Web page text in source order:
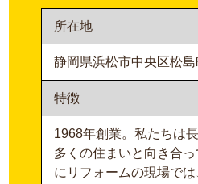
所在地
静岡県浜松市中央区松
特徴
1968年創業。私たちは
多くの住まいと向き合っ
にリフォームの現場で